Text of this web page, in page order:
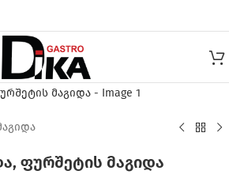
ფურშეტის მაგიდა